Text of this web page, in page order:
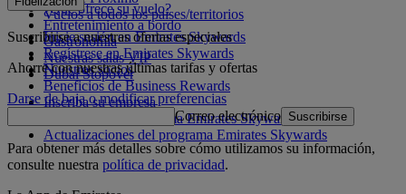
Vuelos a todos los países/territorios
¿Qué ofrece su vuelo?
Entretenimiento a bordo
Gastronomía
Nuestras salas VIP
Dubai Stopover
Inicie sesión en Emirates Skywards
Regístrese en Emirates Skywards
Nuestros socios
Beneficios de Business Rewards
Inscriba su empresa
Normativa del programa Emirates Skywards
Actualizaciones del programa Emirates Skywards
Suscribirse a nuestras ofertas especiales
Ahorre con nuestras últimas tarifas y ofertas
Darse de baja o modificar preferencias
Correo electrónico Suscribirse
Para obtener más detalles sobre cómo utilizamos su información,
consulte nuestra política de privacidad.